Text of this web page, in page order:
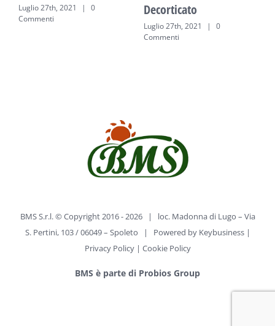
Luglio 27th, 2021 |
0
Commenti
Decorticato
Luglio 27th, 2021 |
0
Commenti
BMS S.r.l. © Copyright 2016 -2026 | loc. Madonna di Lugo – Via
S. Pertini, 103 / 06049 – Spoleto | Powered by Keybusiness|
Privacy Policy| Cookie Policy
BMS è parte di Probios Group